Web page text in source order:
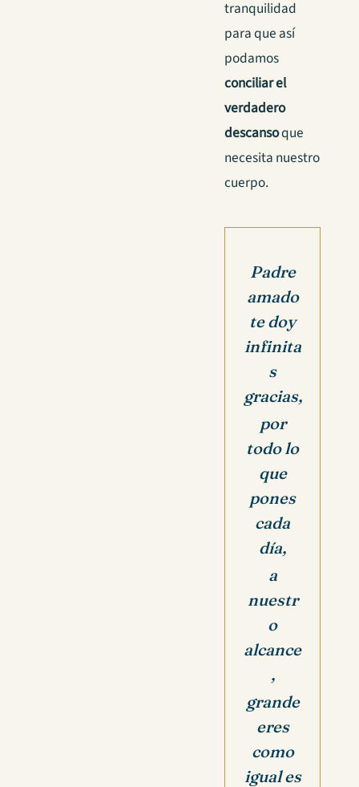
tranquilidad
para que así
podamos
conciliar el
verdadero
descansoque
necesita nuestro
cuerpo.
Padre
amado
te doy
infinita
s
gracias,
por
todo lo
que
pones
cada
día,
a
nuestr
o
alcance
,
grande
eres
como
igual es